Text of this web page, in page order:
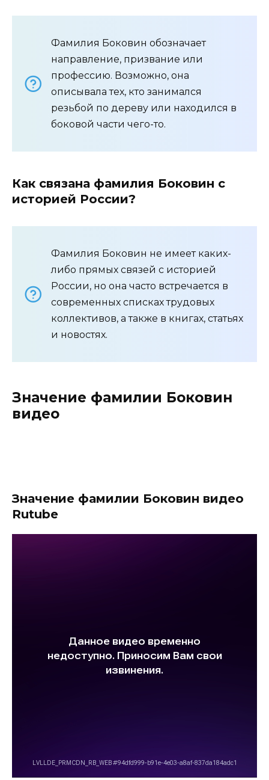
Фамилия Боковин обозначает
направление, призвание или
профессию. Возможно, она
описывала тех, кто занимался
резьбой по дереву или находился в
боковой части чего-то.
Как связана фамилия Боковин с
историей России?
Фамилия Боковин не имеет каких-
либо прямых связей с историей
России, но она часто встречается в
современных списках трудовых
коллективов, а также в книгах, статьях
и новостях.
Значение фамилии Боковин
видео
Значение фамилии Боковин видео
Rutube